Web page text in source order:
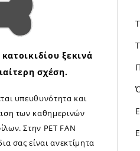
ξεκινά
σχέση.
υπευθυνότητα και
των καθημερινών
Στην PET FAN
σας είναι ανεκτίμητα